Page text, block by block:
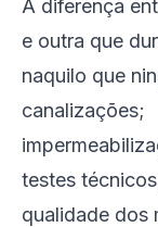
A diferença
e outra que
naquilo que
canalizações;
testes
qualidade dos